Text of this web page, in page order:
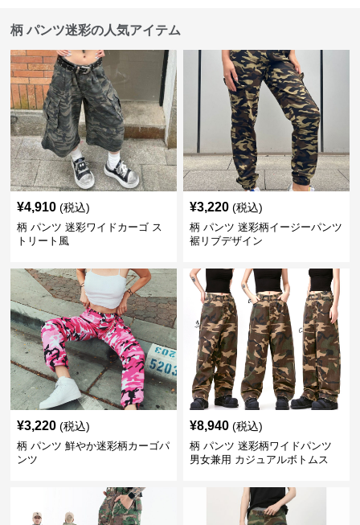
柄 パンツ迷彩の人気アイテム
¥4,910 (税込)
柄 パンツ 迷彩ワイドカーゴ ス
トリート風
¥3,220 (税込)
柄 パンツ 迷彩柄イージーパンツ
裾リブデザイン
¥3,220 (税込)
柄 パンツ 鮮やか迷彩柄カーゴパ
ンツ
¥8,940 (税込)
柄 パンツ 迷彩柄ワイドパンツ
男女兼用 カジュアルボトムス